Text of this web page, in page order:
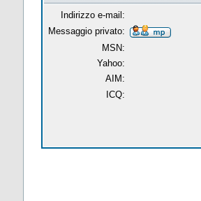
Indirizzo e-mail:
Messaggio privato:
MSN:
Yahoo:
AIM:
ICQ: